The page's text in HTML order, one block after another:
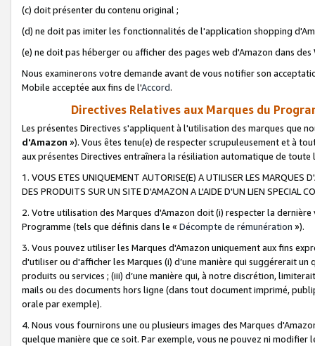
(c) doit présenter du contenu original ;
(d) ne doit pas imiter les fonctionnalités de l'application shopping
(e) ne doit pas héberger ou afficher des pages web d'Amazon dans
Nous examinerons votre demande avant de vous notifier son
Mobile acceptée aux fins de l'Accord.
Directives Relatives aux Marques du
Les présentes Directives s'appliquent à l'utilisation des marques que
d'Amazon »). Vous êtes tenu(e) de respecter scrupuleusement et à
aux présentes Directives entraînera la résiliation automatique de
1. VOUS ETES UNIQUEMENT AUTORISE(E) A UTILISER LES MARQUES
DES PRODUITS SUR UN SITE D'AMAZON A L'AIDE D'UN LIEN SPECIAL
2. Votre utilisation des Marques d'Amazon doit (i) respecter la
Programme (tels que définis dans le « Décompte de rémunération »).
3. Vous pouvez utiliser les Marques d'Amazon uniquement aux fins
d'utiliser ou d'afficher les Marques (i) d’une manière qui suggérerait
produits ou services ; (iii) d’une manière qui, à notre discrétion,
mails ou des documents hors ligne (dans tout document imprimé,
orale par exemple).
4. Nous vous fournirons une ou plusieurs images des Marques
quelque manière que ce soit. Par exemple, vous ne pouvez ni